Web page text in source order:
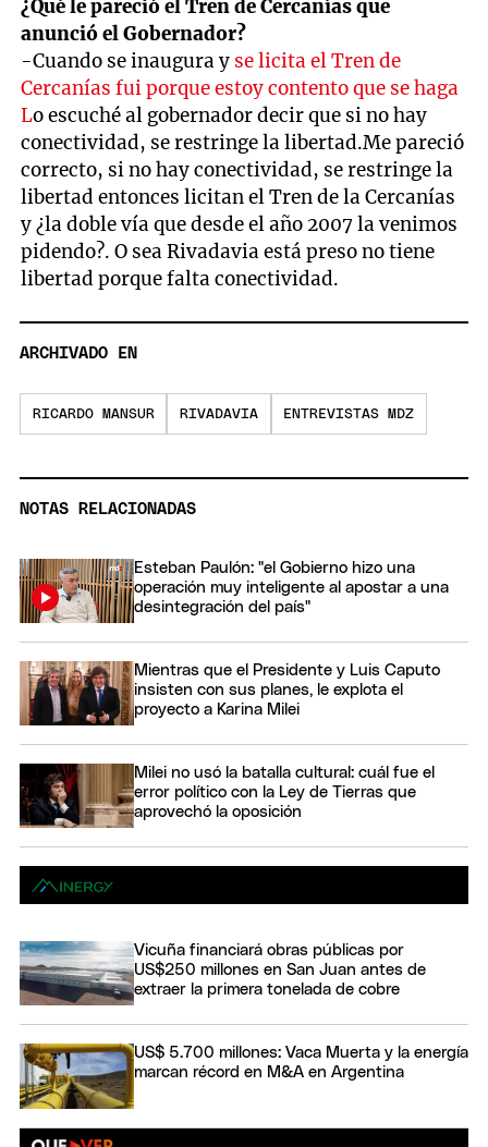
¿Qué le pareció el Tren de Cercanías que
anunció el Gobernador?
-Cuando se inaugura y se licita el Tren de
Cercanías fui porque estoy contento que se haga
Lo escuché al gobernador decir que si no hay
conectividad, se restringe la libertad.Me pareció
correcto, si no hay conectividad, se restringe la
libertad entonces licitan el Tren de la Cercanías
y ¿la doble vía que desde el año 2007 la venimos
pidendo?. O sea Rivadavia está preso no tiene
libertad porque falta conectividad.
ARCHIVADO EN
RICARDO MANSUR RIVADAVIA ENTREVISTAS MDZ
NOTAS RELACIONADAS
Esteban Paulón: "el Gobierno hizo una
operación muy inteligente al apostar a una
desintegración del país"
Mientras que el Presidente y Luis Caputo
insisten con sus planes, le explota el
proyecto a Karina Milei
Milei no usó la batalla cultural: cuál fue el
error político con la Ley de Tierras que
aprovechó la oposición
Vicuña financiará obras públicas por
US$250 millones en San Juan antes de
extraer la primera tonelada de cobre
US$ 5.700 millones: Vaca Muerta y la energía
marcan récord en M&A en Argentina